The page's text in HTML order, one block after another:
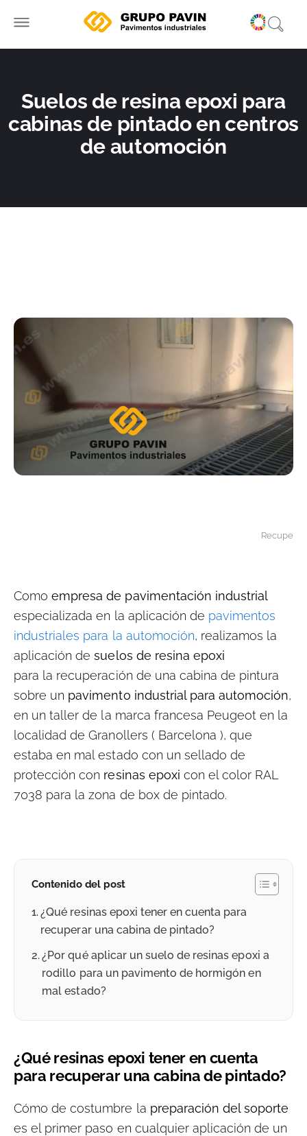
Suelos de resina epoxi para
cabinas de pintado en centros
de automoción
Comoempresa de pavimentación industrial
especializada en la aplicación de pavimentos
industriales para la automoción, realizamos la
aplicación desuelos de resina epoxi
para la recuperación de una cabina de pintura
sobre un pavimento industrial para automoción,
en un taller de la marca francesa Peugeot en la
localidad de Granollers ( Barcelona ), que
estaba en mal estado con un sellado de
protección con resinas epoxi con el color RAL
7038 para la zona de box de pintado.
Contenido del post
¿Qué resinas epoxi tener en cuenta para
recuperar una cabina de pintado?
¿Por qué aplicar un suelo de resinas epoxi a
rodillo para un pavimento de hormigón en
mal estado?
¿Qué resinas epoxi tener en cuenta
para recuperar una cabina de pintado?
Cómo de costumbre la preparación del soporte
es el primer paso en cualquier aplicación de un